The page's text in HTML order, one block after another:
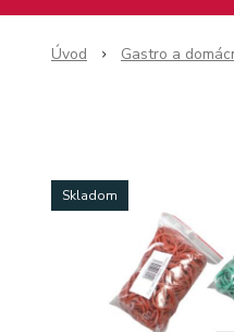
Úvod Gastro a
Skladom